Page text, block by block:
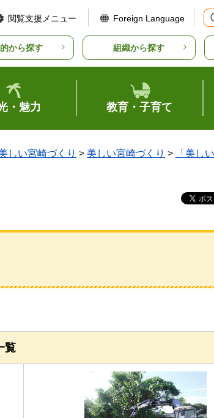
閲覧支援メニュー Foreign Language
から探す 組織から探す
・魅力 教育・子育て
しい宮崎づくり > 美しい宮崎づくり > 「美し
覧